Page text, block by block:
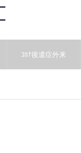
ｺﾛﾅ後遺症外来